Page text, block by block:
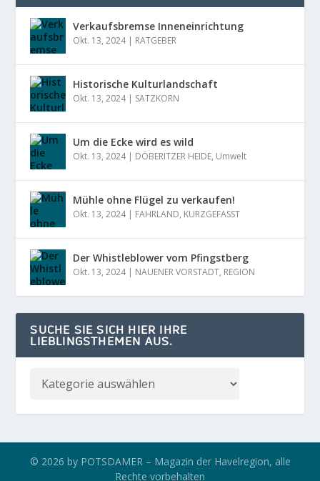
Verkaufsbremse Inneneinrichtung
Okt. 13, 2024| RATGEBER
Historische Kulturlandschaft
Okt. 13, 2024| SATZKORN
Um die Ecke wird es wild
Okt. 13, 2024| DÖBERITZER HEIDE, Umwelt
Mühle ohne Flügel zu verkaufen!
Okt. 13, 2024| FAHRLAND, KURZGEFASST
Der Whistleblower vom Pfingstberg
Okt. 13, 2024| NAUENER VORSTADT, REGION
SUCHE SIE SICH HIER IHRE
LIEBLINGSTHEMEN AUS.
© 2026 by POTSDAMER – Magazin der Havelregion, alle
Rechte vorbehalten